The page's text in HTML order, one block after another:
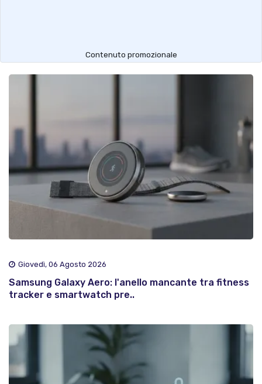
Contenuto promozionale
Giovedì, 06 Agosto 2026
Samsung Galaxy Aero: l'anello mancante tra fitness
tracker e smartwatch pre..